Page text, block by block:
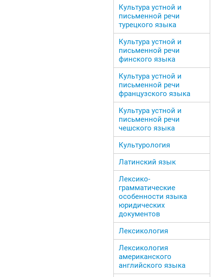
Культура устной и
письменной речи
турецкого языка
Культура устной и
письменной речи
финского языка
Культура устной и
письменной речи
французского языка
Культура устной и
письменной речи
чешского языка
Культурология
Латинский язык
Лексико-
грамматические
особенности языка
юридических
документов
Лексикология
Лексикология
американского
английского языка